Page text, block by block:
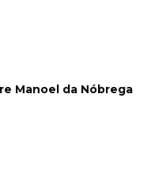
Manoel da Nóbrega